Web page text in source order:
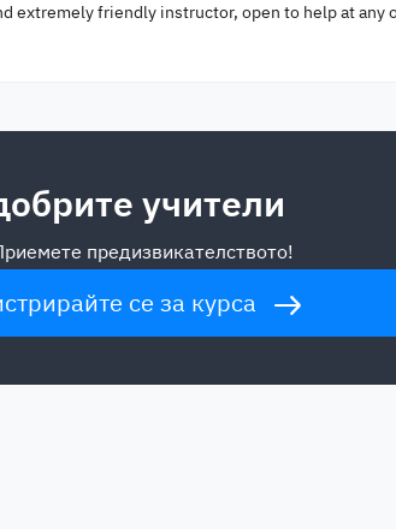
extremely friendly instructor, open to help at any
учители
предизвикателството!
се за курса